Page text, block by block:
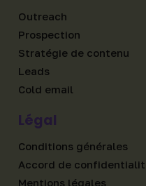
Outreach
Prospection
Stratégie de contenu
Leads
Cold email
Légal
Conditions générales
Accord de
Mentions légales